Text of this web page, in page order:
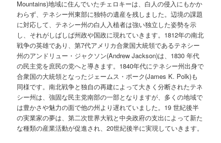
Mountains)地域に住んでいたチェロキーは、白人の侵入にもかか
わらず、テネシー州東部に独特の遺産を残しました。辺境の課題
に対応して、テネシー州の白人入植者は強い独立した姿勢を示
し、それがしばしば州政や国政に現れていきます。1812年の南北
戦争の英雄であり、第7代アメリカ合衆国大統領であるテネシー
州のアンドリュー・ジャクソン(Andrew Jackson)は、1830 年代
の民主党を庶民の党へと導きます。1840年代にテネシー州出身で
合衆国の大統領となったジェームス・ポーク(James K. Polk)も
同様です。南北戦争と独自の再建によって大きく分断されたテネ
シー州は、強固な民主党南部の一部となりますが、多くの地域で
は豊かさや魅力の面で他の州より遅れていました。19 世紀後半
の実業家の夢は、第二次世界大戦と中央政府の支出によって新た
な種類の産業活動が促進され、20世紀後半に実現していきます。